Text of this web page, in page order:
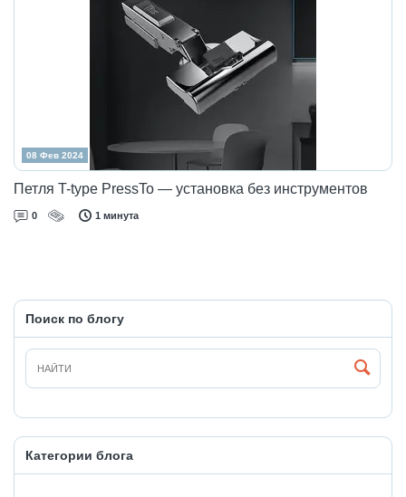
08 Фев 2024
Петля T-type PressTo — установка без инструментов
0 1 минута
Поиск по блогу
Категории блога